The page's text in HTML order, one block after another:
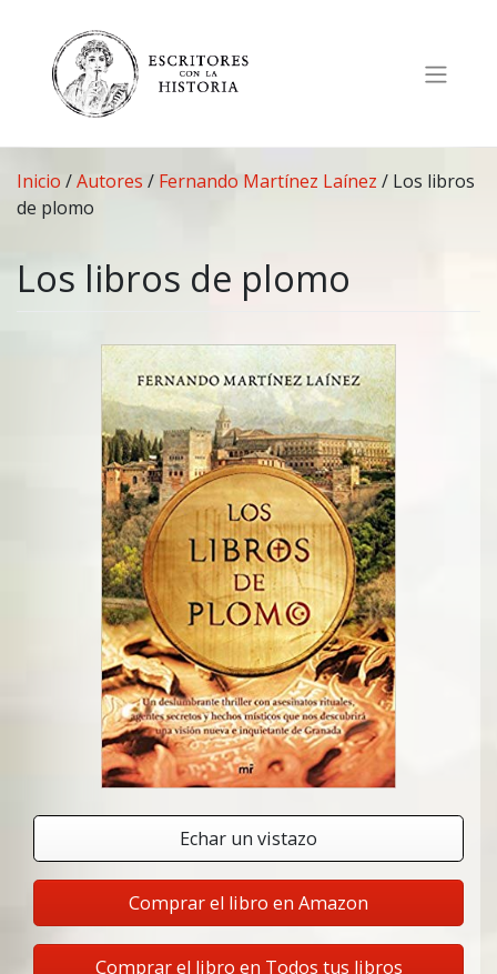
contenido
Inicio /Autores / Fernando Martínez Laínez / Los libros
de plomo
Los libros de plomo
Echar un vistazo
Comprar el libro en Amazon
Comprar el libro en Todos tus libros